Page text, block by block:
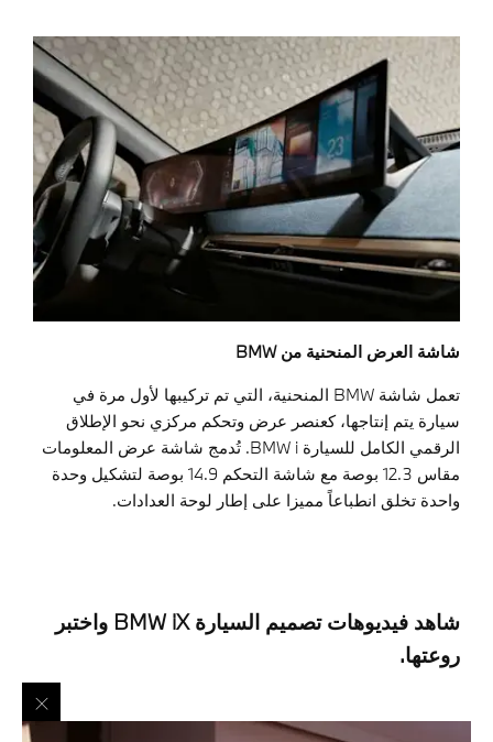
شاشة العرض المنحنية من BMW
تعمل شاشة BMW المنحنية، التي تم تركيبها لأول مرة في
سيارة يتم إنتاجها، كعنصر عرض وتحكم مركزي نحو الإطلاق
الرقمي الكامل للسيارة BMW i. تُدمج شاشة عرض المعلومات
مقاس 12.3 بوصة مع شاشة التحكم 14.9 بوصة لتشكيل وحدة
واحدة تخلق انطباعاً مميزا على إطار لوحة العدادات.
شاهد فيديوهات تصميم السيارة BMW iX واختبر
روعتها.